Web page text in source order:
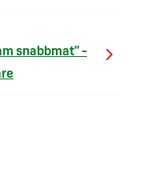
snabbmat” –